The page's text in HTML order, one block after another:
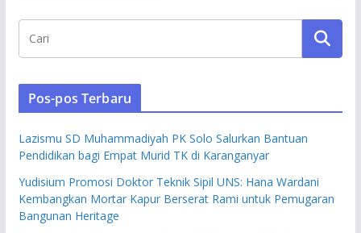
Pos-pos Terbaru
Lazismu SD Muhammadiyah PK Solo Salurkan Bantuan
Pendidikan bagi Empat Murid TK di Karanganyar
Yudisium Promosi Doktor Teknik Sipil UNS: Hana Wardani
Kembangkan Mortar Kapur Berserat Rami untuk Pemugaran
Bangunan Heritage